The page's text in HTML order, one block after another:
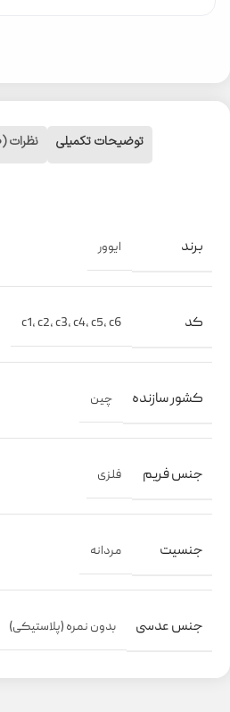
توضیحات تکمیلی نظرات (0)
برند ایوور
کد c1,c2,c3,c4,c5,c6
کشور سازنده چین
جنس فریم فلزی
جنسیت مردانه
جنس عدسی بدون نمره (پلاستیکی)